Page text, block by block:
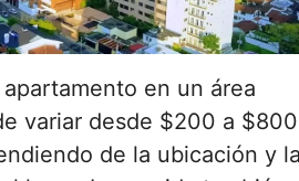
en un área
variar desde $200 a $800
de la ubicación y